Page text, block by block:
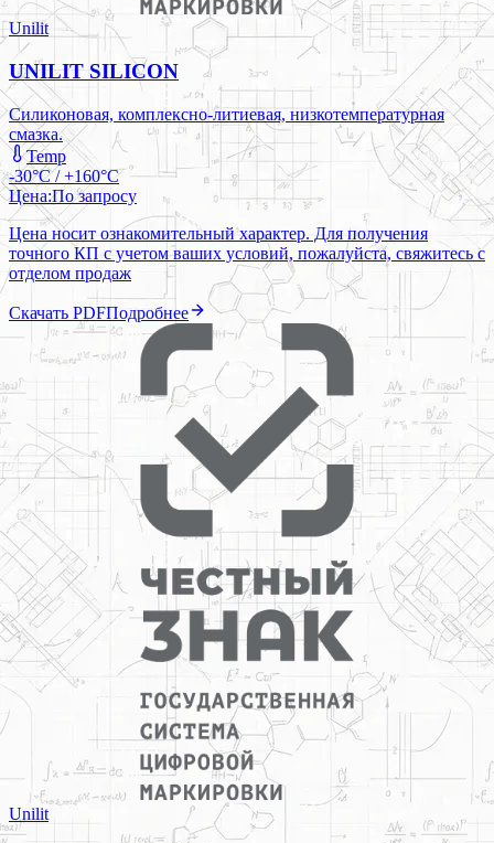
Unilit
UNILIT SILICON
Силиконовая, комплексно-литиевая, низкотемпературная
смазка.
Temp
-30°C / +160°C
Цена:По запросу
Цена носит ознакомительный характер. Для получения
точного КП с учетом ваших условий, пожалуйста, свяжитесь с
отделом продаж
Скачать PDFПодробнее
Unilit